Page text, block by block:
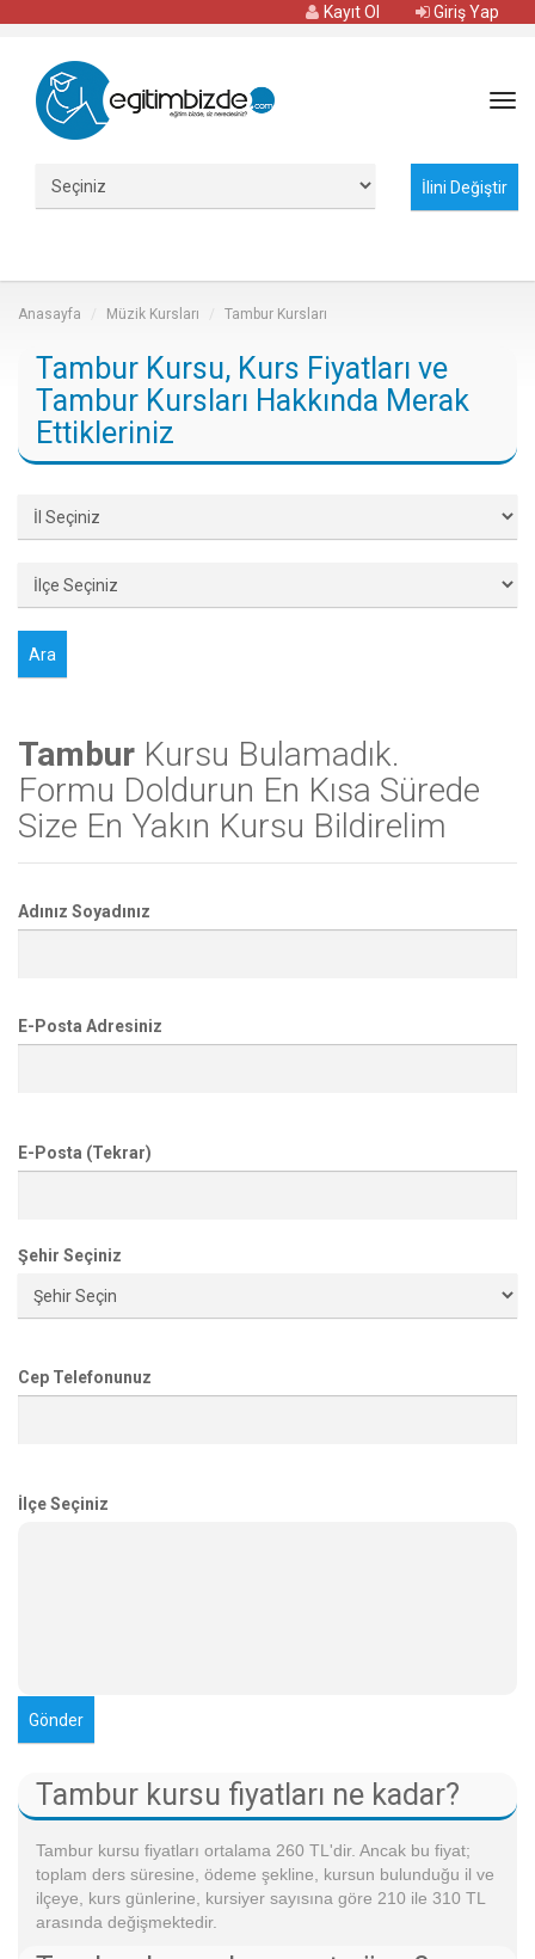
Giriş Yap
Kayıt Ol
Anasayfa Müzik Kursları Tambur Kursları
Tambur Kursu, Kurs Fiyatları ve
Tambur Kursları Hakkında Merak
Ettikleriniz
Tambur Kursu Bulamadık.
Formu Doldurun En Kısa Sürede
Size En Yakın Kursu Bildirelim
Adınız Soyadınız
E-Posta Adresiniz
E-Posta (Tekrar)
Şehir Seçiniz
Cep Telefonunuz
İlçe Seçiniz
Tambur kursu fiyatları ne kadar?
Tambur kursu fiyatları ortalama 260 TL'dir. Ancak bu fiyat;
toplam ders süresine, ödeme şekline, kursun bulunduğu il ve
ilçeye, kurs günlerine, kursiyer sayısına göre 210 ile 310 TL
arasında değişmektedir.